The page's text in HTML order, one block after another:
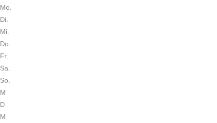
Mo.
Di.
Mi.
Do.
Fr.
Sa.
So.
M
D
M